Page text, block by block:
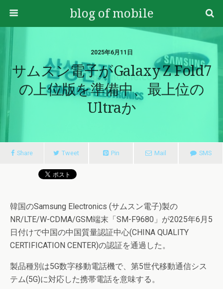
blog of mobile
2025年6月11日
サムスン電子がGalaxy Z Fold7
の上位版を準備中、最上位の
Ultraか
Share Tweet Pin Mail SMS
韓国のSamsung Electronics (サムスン電子)製の
NR/LTE/W-CDMA/GSM端末「SM-F9680」が2025年6月5
日付けで中国の中国質量認証中心(CHINA QUALITY
CERTIFICATION CENTER)の認証を通過した。
製品種別は5G数字移動電話機で、第5世代移動通信シス
テム(5G)に対応した携帯電話を意味する。